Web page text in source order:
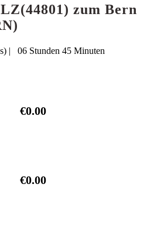
zum Bern
| 06 Stunden 45 Minuten
€0.00
€0.00